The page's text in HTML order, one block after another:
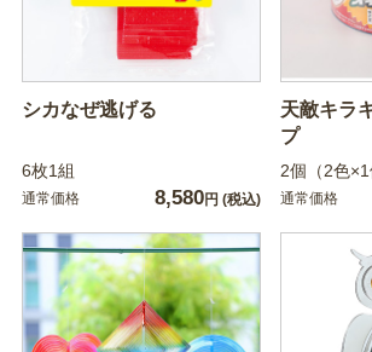
シカなぜ逃げる
6枚1組
通常価格 8,580円 (税込)
天敵キラ
プ
2個（2色
通常価格